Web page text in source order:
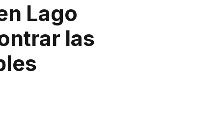
Lago
las